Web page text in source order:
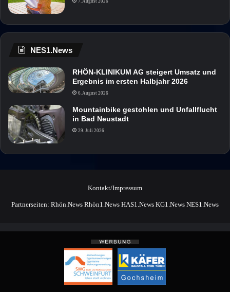
NES1.News
RHÖN-KLINIKUM AG steigert Umsatz und
Ergebnis im ersten Halbjahr 2026
6. August 2026
Mountainbike gestohlen und Unfallflucht
in Bad Neustadt
29. Juli 2026
Kontakt/Impressum
Partnerseiten: Rhön.News Rhön1.News HAS1.News KG1.News NES1.News